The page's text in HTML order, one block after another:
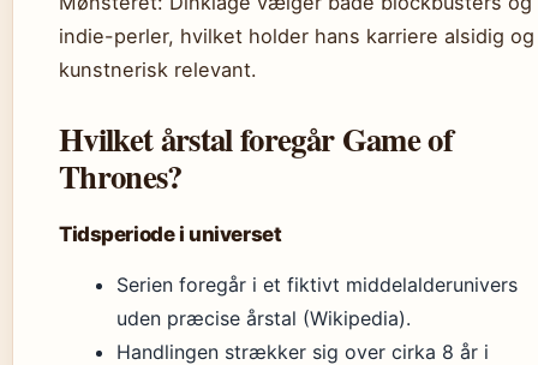
indie-perler, hvilket holder hans karriere alsidig og
kunstnerisk relevant.
Hvilket årstal foregår Game of
Thrones?
Tidsperiode i universet
Serien foregår i et fiktivt middelalderunivers
uden præcise årstal (Wikipedia).
Handlingen strækker sig over cirka 8 år i